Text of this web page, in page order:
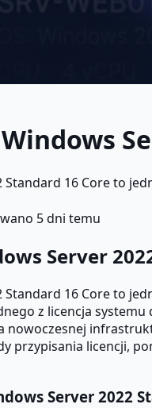
16 Core to
5 dni temu
Server
16 Core to
z licencja
nowoczesnej
przypisania licencji,
Server 2022